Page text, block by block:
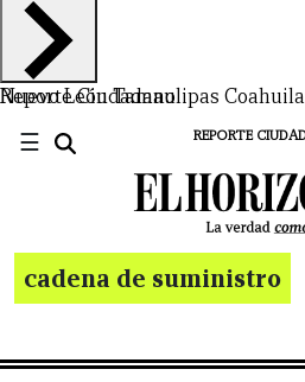
Nuevo LeónTamaulipas Coahuila
Reporte Ciudadano
☰ REPORTE
cadena de suministro